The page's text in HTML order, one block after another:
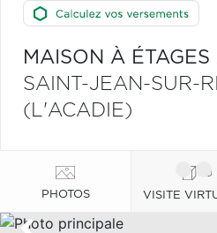
MAISON À
SAINT-JEAN-SUR-
(L'ACADIE)
PHOTOS VISITE